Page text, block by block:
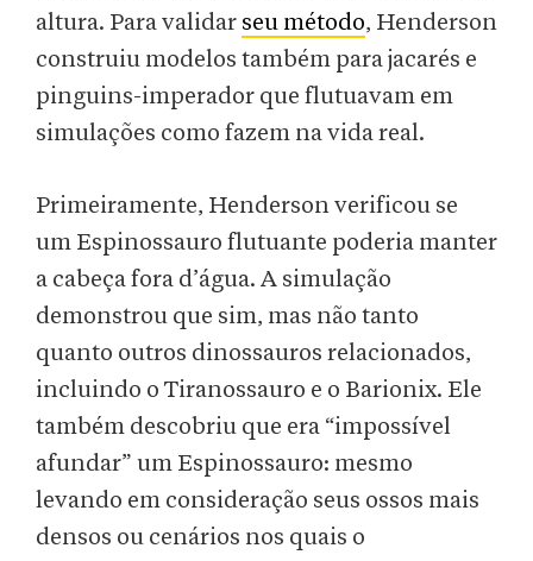
altura. Para validar seu método, Henderson
construiu modelos também para jacarés e
pinguins-imperador que flutuavam em
simulações como fazem na vida real.
Primeiramente, Henderson verificou se
um Espinossauro flutuante poderia manter
a cabeça fora d’água. A simulação
demonstrou que sim, mas não tanto
quanto outros dinossauros relacionados,
incluindo o Tiranossauro e o Barionix. Ele
também descobriu que era “impossível
afundar” um Espinossauro: mesmo
levando em consideração seus ossos mais
densos ou cenários nos quais o